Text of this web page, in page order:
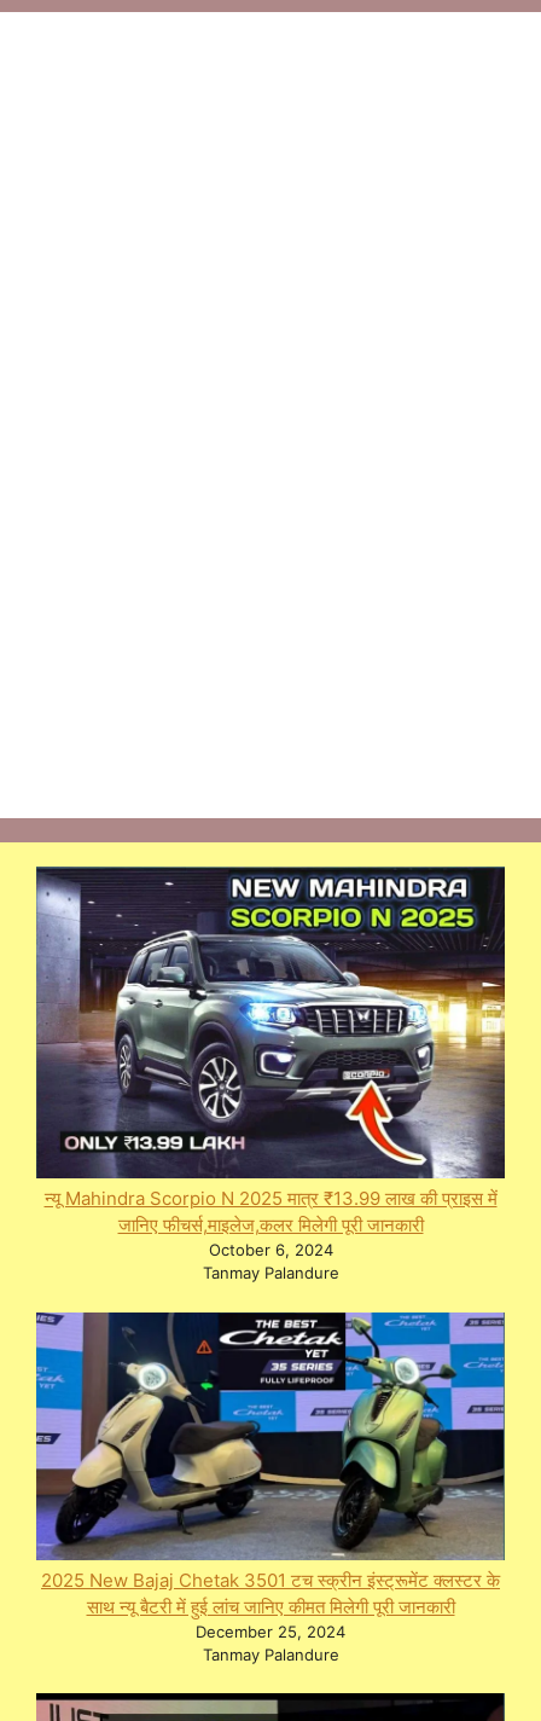
न्यू Mahindra Scorpio N 2025 मात्र ₹13.99 लाख की प्राइस में
जानिए फीचर्स,माइलेज,कलर मिलेगी पूरी जानकारी
October 6, 2024
Tanmay Palandure
2025 New Bajaj Chetak 3501 टच स्क्रीन इंस्ट्रूमेंट क्लस्टर के
साथ न्यू बैटरी में हुई लांच जानिए कीमत मिलेगी पूरी जानकारी
December 25, 2024
Tanmay Palandure